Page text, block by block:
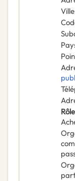
Ville